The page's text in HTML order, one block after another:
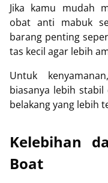
Jika kamu mudah
obat anti mabuk
barang penting
tas kecil agar lebih
Untuk
biasanya lebih
belakang yang lebih
Kelebihan
Boat